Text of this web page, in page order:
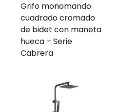
Grifo monomando
cuadrado cromado
de bidet con maneta
hueca – Serie
Cabrera